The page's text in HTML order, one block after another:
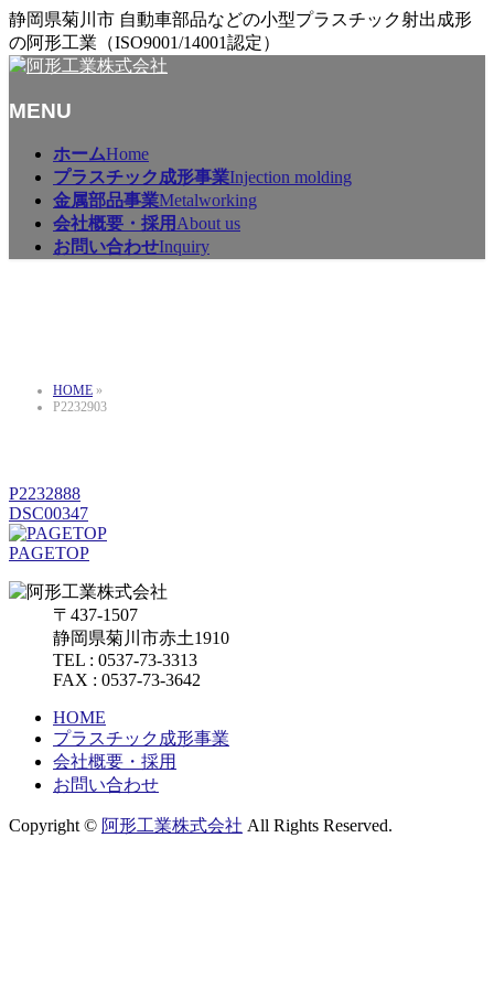
静岡県菊川市 自動車部品などの小型プラスチック射出成形
の阿形工業（ISO9001/14001認定）
MENU
ホームHome
プラスチック成形事業Injection molding
金属部品事業Metalworking
会社概要・採用About us
お問い合わせInquiry
HOME »
P2232903
P2232888
DSC00347
PAGETOP
〒437-1507
静岡県菊川市赤土1910
TEL : 0537-73-3313
FAX : 0537-73-3642
HOME
プラスチック成形事業
会社概要・採用
お問い合わせ
Copyright © 阿形工業株式会社 All Rights Reserved.